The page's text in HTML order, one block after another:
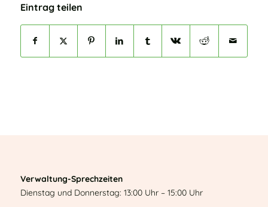
Eintrag teilen
Verwaltung-Sprechzeiten
Dienstag und Donnerstag: 13:00 Uhr – 15:00 Uhr